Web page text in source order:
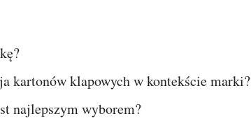
kartonów klapowych w kontekście marki?
najlepszym wyborem?